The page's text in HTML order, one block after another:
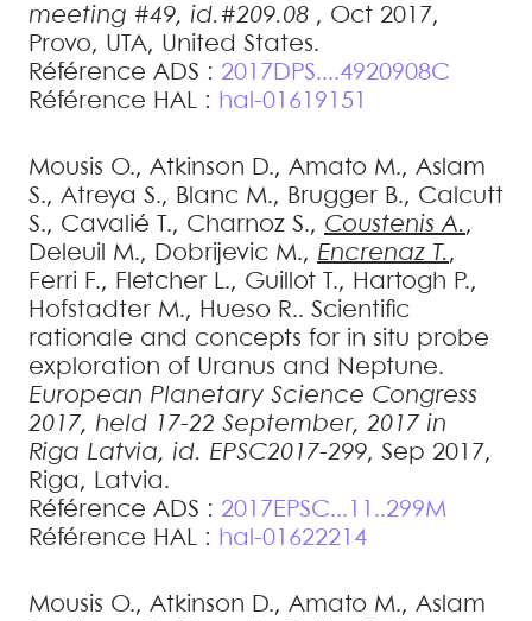
meeting #49, id.#209.08 , Oct 2017,
Provo, UTA, United States.
Référence ADS : 2017DPS....4920908C
Référence HAL : hal-01619151
Mousis O., Atkinson D., Amato M., Aslam
S., Atreya S., Blanc M., Brugger B., Calcutt
S., Cavalié T., Charnoz S., Coustenis A.,
Deleuil
M., Dobrijevic M., Encrenaz T.,
Ferri F., Fletcher L., Guillot T., Hartogh P.,
Hofstadter M., Hueso R.. Scientific
rationale and concepts for in situ probe
exploration of Uranus and Neptune.
European Planetary Science Congress
2017, held 17-22 September, 2017 in
Riga Latvia, id. EPSC2017-299, Sep 2017,
Riga, Latvia.
Référence ADS : 2017EPSC...11..299M
Référence HAL : hal-01622214
Mousis O., Atkinson D., Amato M., Aslam